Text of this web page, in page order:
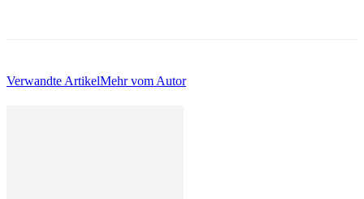
Verwandte ArtikelMehr vom Autor